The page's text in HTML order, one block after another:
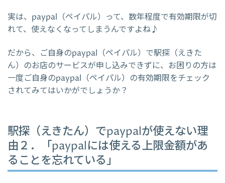
実は、paypal（ペイパル）って、数年程度で有効期限が切
れて、使えなくなってしまうんですよね♪
だから、ご自身のpaypal（ペイパル）で駅探（えきた
ん）のお店のサービスが申し込みできずに、お困りの方は
一度ご自身のpaypal（ペイパル）の有効期限をチェック
されてみてはいかがでしょうか？
駅探（えきたん）でpaypalが使えない理
由２．「paypalには使える上限金額があ
ることを忘れている」